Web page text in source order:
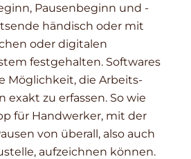
Pausenbeginn und -
händisch oder mit
oder digitalen
festgehalten. Softwares
Möglichkeit, die Arbeits-
exakt zu erfassen. So wie
für Handwerker, mit der
von überall, also auch
aufzeichnen können.